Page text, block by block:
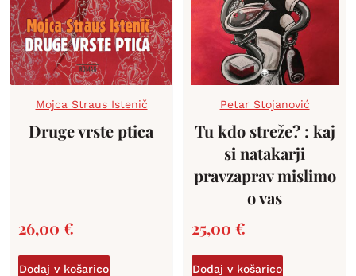
Mojca Straus Istenič
Druge vrste ptica
26,00 €
Dodaj v košarico
Petar Stojanović
Tu kdo streže? : kaj
si natakarji
pravzaprav mislimo
o vas
25,00 €
Dodaj v košarico